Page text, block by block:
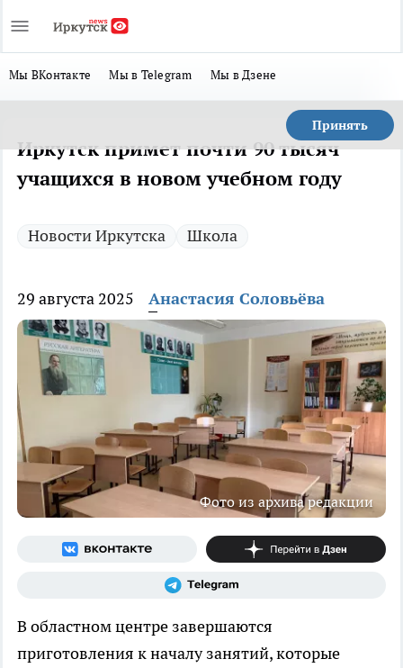
Мы ВКонтакте Мы в Telegram Мы в Дзене
Принять
Иркутск примет почти 90 тысяч
учащихся в новом учебном году
Новости Иркутска Школа
29 августа 2025 Анастасия Соловьёва
Фото из архива редакции
В областном центре завершаются
приготовления к началу занятий, которые